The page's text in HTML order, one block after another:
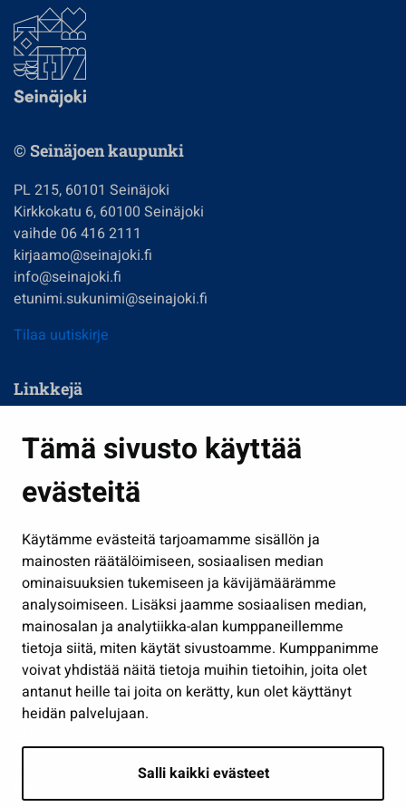
Tämä sivusto käyttää
evästeitä
Käytämme evästeitä tarjoamamme sisällön ja
mainosten räätälöimiseen, sosiaalisen median
ominaisuuksien tukemiseen ja kävijämäärämme
analysoimiseen. Lisäksi jaamme sosiaalisen median,
mainosalan ja analytiikka-alan kumppaneillemme
tietoja siitä, miten käytät sivustoamme. Kumppanimme
voivat yhdistää näitä tietoja muihin tietoihin, joita olet
antanut heille tai joita on kerätty, kun olet käyttänyt
heidän palvelujaan.
Salli kaikki evästeet
© Seinäjoen kaupunki
PL 215, 60101 Seinäjoki
Kirkkokatu 6, 60100 Seinäjoki
vaihde 06 416 2111
kirjaamo@seinajoki.fi
info@seinajoki.fi
etunimi.sukunimi@seinajoki.fi
Tilaa uutiskirje
Linkkejä
Kasvatus ja opetus
Kulttuuri ja liikunta
Työ ja yrittäminen
Osallistu ja asioi
Näytä omat evästeasetukseni
Seuraa meitä